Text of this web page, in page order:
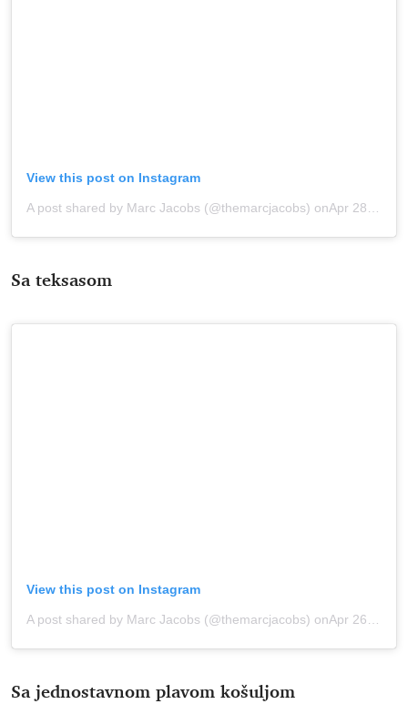
View this post on Instagram
A post shared by Marc Jacobs (@themarcjacobs) onApr 28, 2020 at 7:46pm PDT
Sa teksasom
View this post on Instagram
A post shared by Marc Jacobs (@themarcjacobs) onApr 26, 2020 at 1:17pm PDT
Sa jednostavnom plavom košuljom